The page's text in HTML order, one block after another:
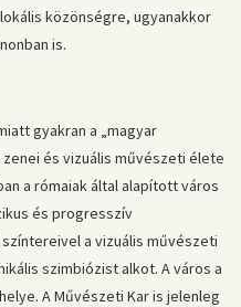
közönségre, ugyanakkor
is.
gyakran a „magyar
és vizuális művészeti élete
a rómaiak által alapított város
és progresszív
a vizuális művészeti
szimbiózist alkot. A város a
A Művészeti Kar is jelenleg